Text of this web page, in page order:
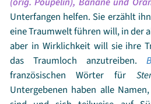
Unterfangen helfen. Sie erzählt
eine Traumwelt führen will, in der
aber in Wirklichkeit will sie ihre
das Traumloch anzutreiben.
französischen Wörter für
Untergebenen haben alle